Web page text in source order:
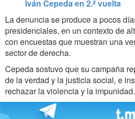
Iván Cepeda en 2.ª vuelta
La denuncia se produce a pocos
presidenciales, en un contexto de
con encuestas que muestran una
sector de derecha.
Cepeda sostuvo que su campaña
de la verdad y la justicia social, e
rechazar la violencia y la impunidad.